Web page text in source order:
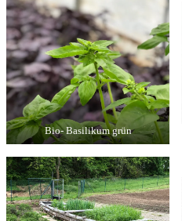
Bio- Basilikum grün